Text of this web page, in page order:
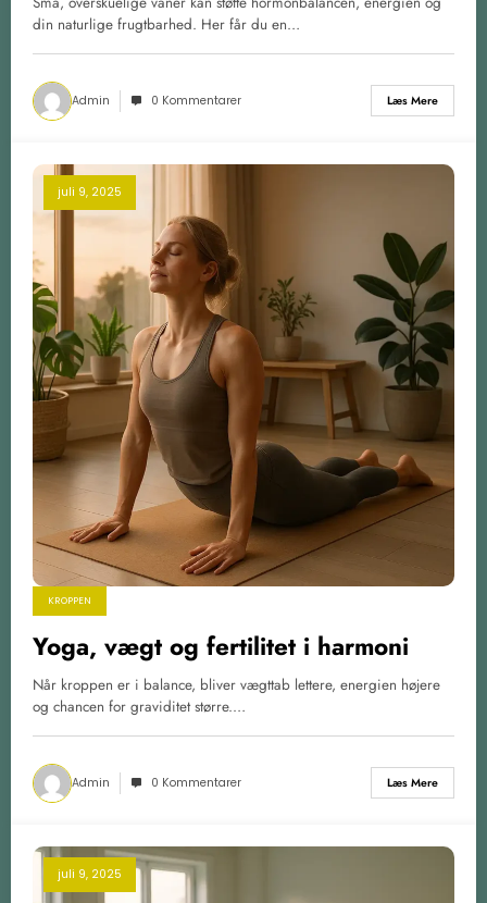
din naturlige frugtbarhed. Her får du en…
Admin 0 Kommentarer Læs Mere
juli 9, 2025
KROPPEN
Yoga, vægt og fertilitet i harmoni
Når kroppen er i balance, bliver vægttab lettere, energien højere
og chancen for graviditet større.…
Admin 0 Kommentarer Læs Mere
juli 9, 2025